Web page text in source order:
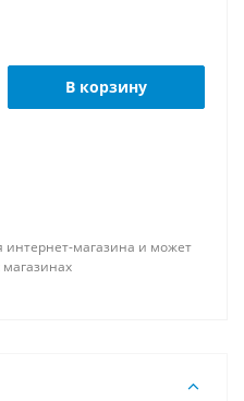
В корзину
интернет-магазина и может